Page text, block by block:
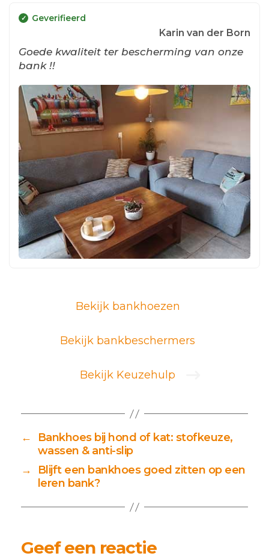
Geverifieerd
Karin van der Born
Goede kwaliteit ter bescherming van onze
bank !!
Bekijk bankhoezen
Bekijk bankbeschermers
Bekijk Keuzehulp
←
Bankhoes bij hond of kat: stofkeuze,
wassen & anti-slip
→
Blijft een bankhoes goed zitten op een
leren bank?
Geef een reactie